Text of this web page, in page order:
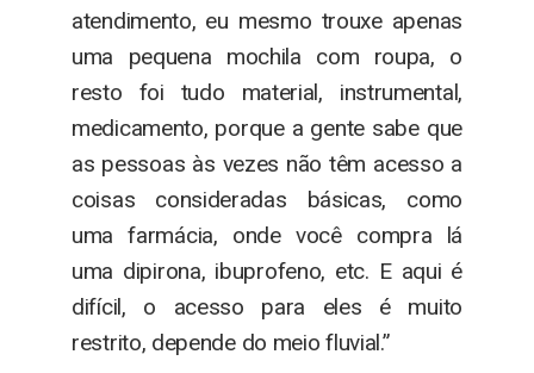
atendimento, eu mesmo trouxe apenas
uma pequena mochila com roupa, o
resto foi tudo material, instrumental,
medicamento, porque a gente sabe que
as pessoas às vezes não têm acesso a
coisas consideradas básicas, como
uma farmácia, onde você compra lá
uma dipirona, ibuprofeno, etc. E aqui é
difícil, o acesso para eles é muito
restrito, depende do meio fluvial.”